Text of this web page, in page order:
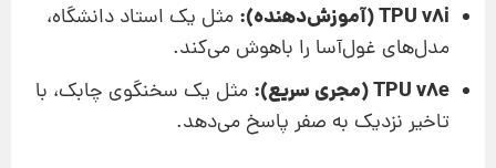
TPU v8i (آموزش‌دهنده):
مثل یک استاد دانشگاه،
مدل‌های غول‌آسا را باهوش می‌کند.
TPU v8e (مجری سریع):
مثل یک سخنگوی چابک، با
تاخیر نزدیک به صفر پاسخ می‌دهد.